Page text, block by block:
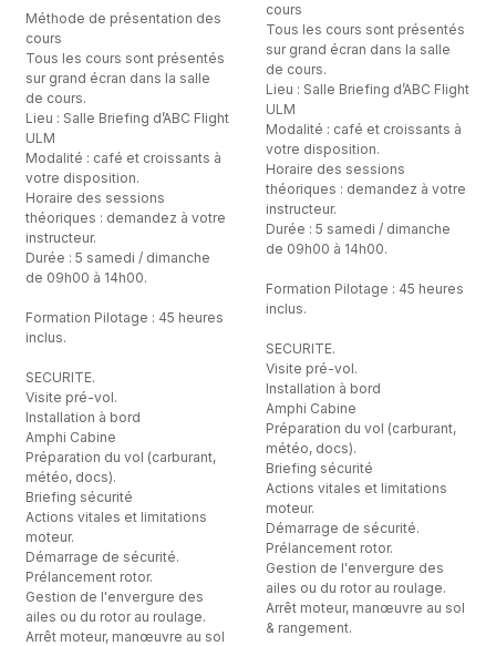
Méthode de présentation des
cours
Tous les cours sont présentés
sur grand écran dans la salle
de cours.
Lieu : Salle Briefing d’ABC Flight
ULM
Modalité : café et croissants à
votre disposition.
Horaire des sessions
théoriques : demandez à votre
instructeur.
Durée : 5 samedi / dimanche
de 09h00 à 14h00.
Formation Pilotage : 45 heures
inclus.
SECURITE.
Visite pré-vol.
Installation à bord
Amphi Cabine
Préparation du vol (carburant,
météo, docs).
Briefing sécurité
Actions vitales et limitations
moteur.
Démarrage de sécurité.
Prélancement rotor.
Gestion de l'envergure des
ailes ou du rotor au roulage.
Arrêt moteur, manœuvre au sol
cours
Tous les cours sont présentés
sur grand écran dans la salle
de cours.
Lieu : Salle Briefing d’ABC Flight
ULM
Modalité : café et croissants à
votre disposition.
Horaire des sessions
théoriques : demandez à votre
instructeur.
Durée : 5 samedi / dimanche
de 09h00 à 14h00.
Formation Pilotage : 45 heures
inclus.
SECURITE.
Visite pré-vol.
Installation à bord
Amphi Cabine
Préparation du vol (carburant,
météo, docs).
Briefing sécurité
Actions vitales et limitations
moteur.
Démarrage de sécurité.
Prélancement rotor.
Gestion de l'envergure des
ailes ou du rotor au roulage.
Arrêt moteur, manœuvre au sol
& rangement.